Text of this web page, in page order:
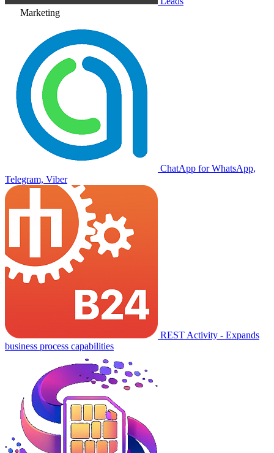
Marketing
ChatApp for WhatsApp,
Telegram, Viber
REST Activity - Expands
business process capabilities